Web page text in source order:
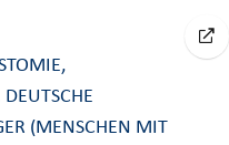
(MENSCHEN MIT